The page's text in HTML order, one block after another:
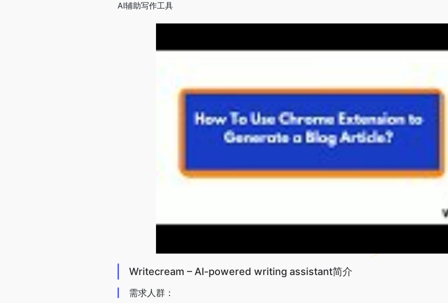
AI辅助写作工具
Writecream – AI-powered writing assistant简介
需求人群：